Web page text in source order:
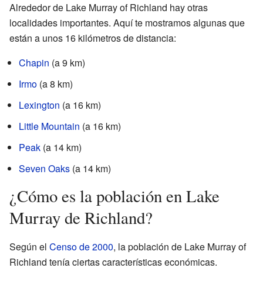
Alrededor de Lake Murray of Richland hay otras
localidades importantes. Aquí te mostramos algunas que
están a unos 16 kilómetros de distancia:
Chapin (a 9 km)
Irmo (a 8 km)
Lexington (a 16 km)
Little Mountain (a 16 km)
Peak (a 14 km)
Seven Oaks (a 14 km)
¿Cómo es la población en Lake
Murray de Richland?
Según el Censo de 2000, la población de Lake Murray of
Richland tenía ciertas características económicas.